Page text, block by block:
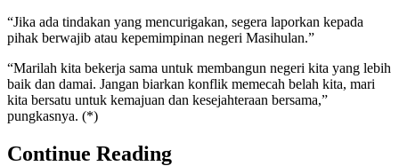
“Jika ada tindakan yang mencurigakan, segera laporkan kepada
pihak berwajib atau kepemimpinan negeri Masihulan.”
“Marilah kita bekerja sama untuk membangun negeri kita yang lebih
baik dan damai. Jangan biarkan konflik memecah belah kita, mari
kita bersatu untuk kemajuan dan kesejahteraan bersama,”
pungkasnya. (*)
Continue Reading